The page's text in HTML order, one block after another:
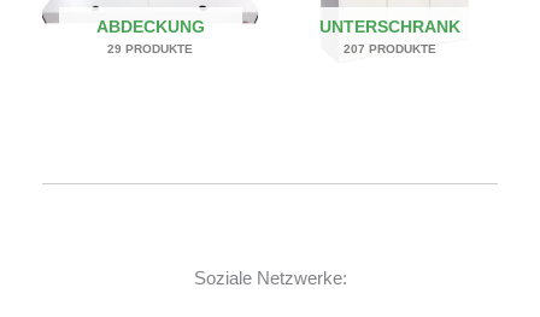
ABDECKUNG
29 PRODUKTE
UNTERSCHRANK
207 PRODUKTE
Soziale Netzwerke: